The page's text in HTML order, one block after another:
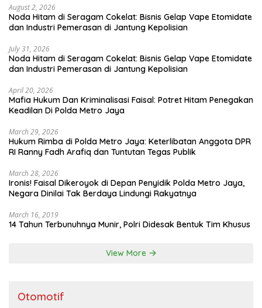
August 2, 2026
Noda Hitam di Seragam Cokelat: Bisnis Gelap Vape Etomidate
dan Industri Pemerasan di Jantung Kepolisian
July 31, 2026
Noda Hitam di Seragam Cokelat: Bisnis Gelap Vape Etomidate
dan Industri Pemerasan di Jantung Kepolisian
April 20, 2026
Mafia Hukum Dan Kriminalisasi Faisal: Potret Hitam Penegakan
Keadilan Di Polda Metro Jaya
March 29, 2026
Hukum Rimba di Polda Metro Jaya: Keterlibatan Anggota DPR
RI Ranny Fadh Arafiq dan Tuntutan Tegas Publik
March 28, 2026
Ironis! Faisal Dikeroyok di Depan Penyidik Polda Metro Jaya,
Negara Dinilai Tak Berdaya Lindungi Rakyatnya
March 16, 2019
14 Tahun Terbunuhnya Munir, Polri Didesak Bentuk Tim Khusus
View More
Otomotif